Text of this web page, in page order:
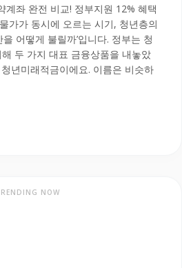
계좌 완전 비교! 정부지원 12% 혜택
가가 동시에 오르는 시기, 청년층의
어떻게 불릴까’입니다. 정부는 청
두 가지 대표 금융상품을 내놓았
년미래적금이에요. 이름은 비슷하
NOW